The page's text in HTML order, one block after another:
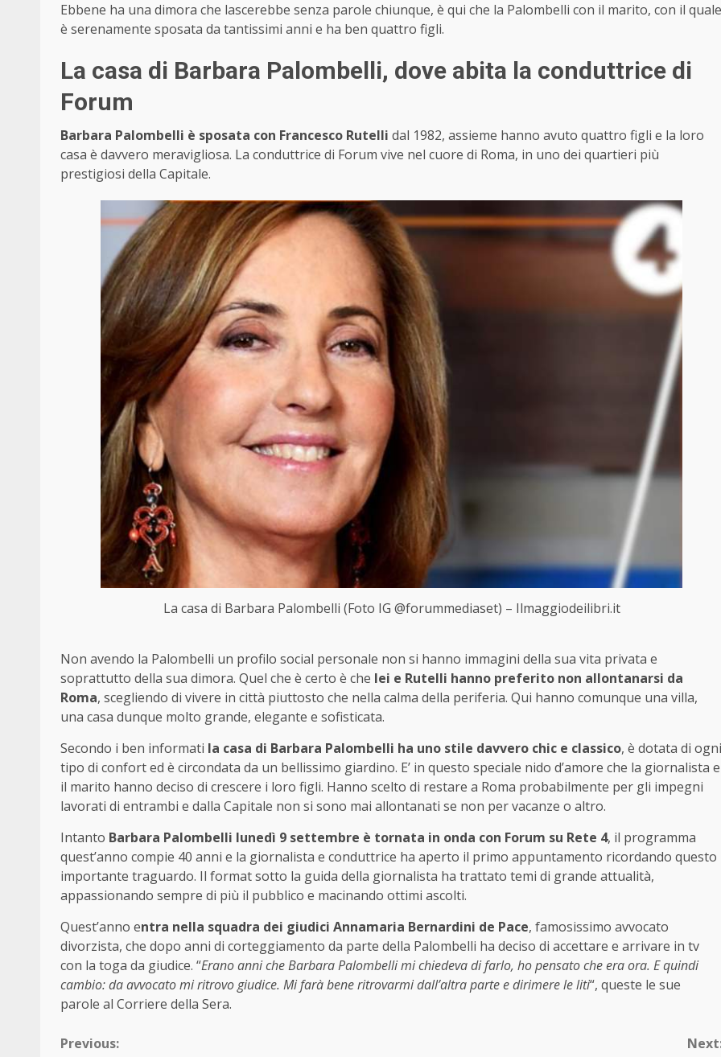
Ebbene ha una dimora che lascerebbe senza parole chiunque, è qui che la Palombelli con il marito, con il quale
è serenamente sposata da tantissimi anni e ha ben quattro figli.
La casa di Barbara Palombelli, dove abita la conduttrice di
Forum
Barbara Palombelli è sposata con Francesco Rutelli dal 1982, assieme hanno avuto quattro figli e la loro
casa è davvero meravigliosa. La conduttrice di Forum vive nel cuore di Roma, in uno dei quartieri più
prestigiosi della Capitale.
La casa di Barbara Palombelli (Foto IG @forummediaset) – Ilmaggiodeilibri.it
Non avendo la Palombelli un profilo social personale non si hanno immagini della sua vita privata e
soprattutto della sua dimora. Quel che è certo è che lei e Rutelli hanno preferito non allontanarsi da
Roma, scegliendo di vivere in città piuttosto che nella calma della periferia. Qui hanno comunque una villa,
una casa dunque molto grande, elegante e sofisticata.
Secondo i ben informati la casa di Barbara Palombelli ha uno stile davvero chic e classico, è dotata di ogni
tipo di confort ed è circondata da un bellissimo giardino. E’ in questo speciale nido d’amore che la giornalista e
il marito hanno deciso di crescere i loro figli. Hanno scelto di restare a Roma probabilmente per gli impegni
lavorati di entrambi e dalla Capitale non si sono mai allontanati se non per vacanze o altro.
Intanto Barbara Palombelli lunedì 9 settembre è tornata in onda con Forum su Rete 4, il programma
quest’anno compie 40 anni e la giornalista e conduttrice ha aperto il primo appuntamento ricordando questo
importante traguardo. Il format sotto la guida della giornalista ha trattato temi di grande attualità,
appassionando sempre di più il pubblico e macinando ottimi ascolti.
Quest’anno entra nella squadra dei giudici Annamaria Bernardini de Pace, famosissimo avvocato
divorzista, che dopo anni di corteggiamento da parte della Palombelli ha deciso di accettare e arrivare in tv
con la toga da giudice. “Erano anni che Barbara Palombelli mi chiedeva di farlo, ho pensato che era ora. E quindi
cambio: da avvocato mi ritrovo giudice. Mi farà bene ritrovarmi dall’altra parte e dirimere le liti“, queste le sue
parole al Corriere della Sera.
Continue
Previous: